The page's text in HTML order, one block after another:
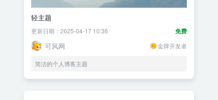
轻主题
免费
更新日期：2025-04-17 10:36
可风网 金牌开发者
简洁的个人博客主题